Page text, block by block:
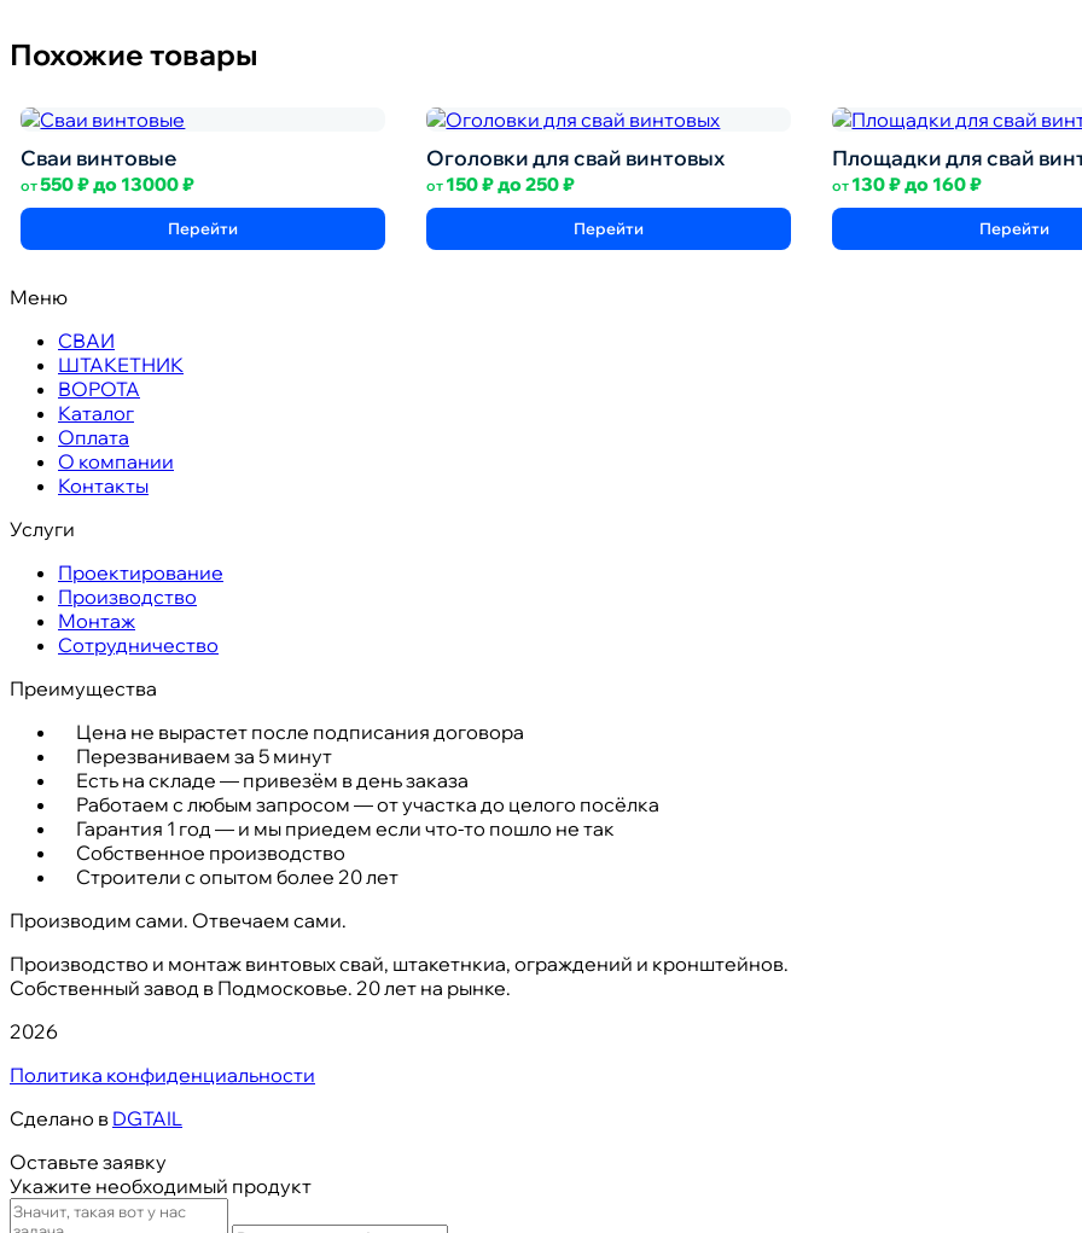
Похожие товары
Сваи винтовые
от550₽до 13000₽
Перейти
Оголовки для свай винтовых
от 150₽до250₽
Перейти
Площадки для свай
от 130₽до 160₽
Перейти
Меню
СВАИ
ШТАКЕТНИК
ВОРОТА
Каталог
Оплата
О компании
Контакты
Услуги
Проектирование
Производство
Монтаж
Сотрудничество
Преимущества
Цена не вырастет после подписания договора
Перезваниваем за 5 минут
Есть на складе — привезём в день заказа
Работаем с любым запросом — от участка до целого посёлка
Гарантия 1 год — и мы приедем если что-то пошло не так
Собственное производство
Строители с опытом более 20 лет
Производим сами. Отвечаем сами.
Производство и монтаж винтовых свай, штакетнкиа, ограждений и кронштейнов.
Собственный завод в Подмосковье. 20 лет на рынке.
2026
Политика конфиденциальности
Сделано в DGTAIL
Оставьте заявку
Укажите необходимый продукт